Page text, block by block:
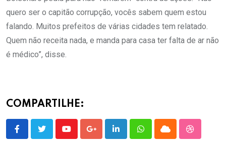
quero ser o capitão corrupção, vocês sabem quem estou
falando. Muitos prefeitos de várias cidades tem relatado.
Quem não receita nada, e manda para casa ter falta de ar não
é médico”, disse.
COMPARTILHE:
YoutubeGoogle+LinkedInWhatsappCloud